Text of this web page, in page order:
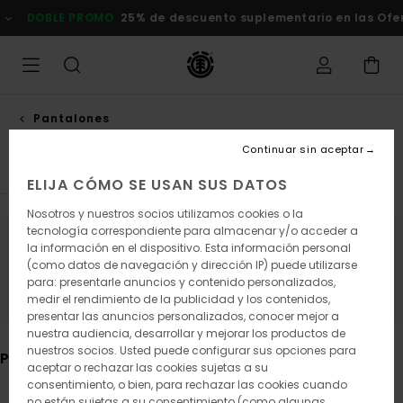
a
la
productos
25% de descuento suplementario en las Ofertas Comprar
Pantalones
Mantén el contacto, pronto los
productos estarán disponibles
Puede que también te gusten
ELIJA CÓMO SE USAN SUS DATOS
Nosotros y nuestros socios utilizamos cookies o la
tecnología correspondiente para almacenar y/o acceder a
la información en el dispositivo. Esta información personal
(como datos de navegación y dirección IP) puede utilizarse
para: presentarle anuncios y contenido personalizados,
medir el rendimiento de la publicidad y los contenidos,
presentar las anuncios personalizados, conocer mejor a
nuestra audiencia, desarrollar y mejorar los productos de
nuestros socios. Usted puede configurar sus opciones para
aceptar o rechazar las cookies sujetas a su
consentimiento, o bien, para rechazar las cookies cuando
Continuar sin aceptar